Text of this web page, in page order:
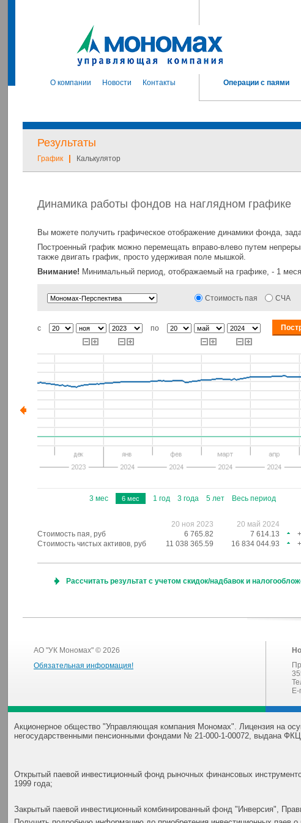
О компании Новости Контакты Операции с паями
Результаты
График | Калькулятор
Динамика работы фондов на наглядном графике
Вы можете получить графическое отображение динамики фонда,
Построенный график можно перемещать вправо-влево путем
также двигать график, просто удерживая поле мышкой.
Внимание! Минимальный период, отображаемый на графике, - 1
Стоимость пая СЧА
с по
3 мес 6 мес 1 год 3 года 5 лет Весь период
20 ноя 2023
20 май 2024
Стоимость пая, руб
6 765.82 7 614.13
Стоимость чистых активов, руб
11 038 365.59 16 834 044.93
Рассчитать результат с учетом скидок/надбавок и
АО "УК Мономах" © 2026
Обязательная информация!
Акционерное общество "Управляющая компания Мономах". Лицензия на
негосударственными пенсионными фондами № 21-000-1-00072, выдана
Открытый паевой инвестиционный фонд рыночных финансовых
1999 года;
Закрытый паевой инвестиционный комбинированный фонд "Инверсия",